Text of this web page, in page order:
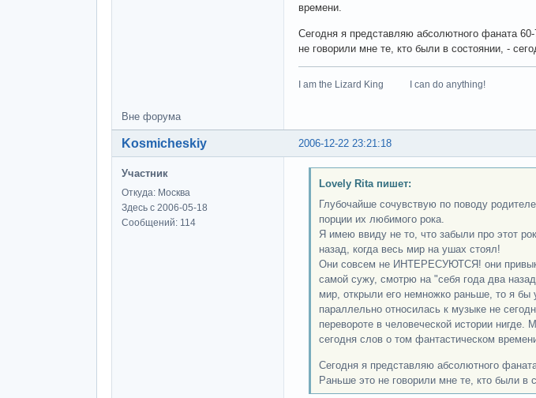
времени.
Сегодня я представляю абсолютного фаната
не говорили мне те, кто были в состоянии, -
I am the Lizard King I can do anything!
Вне форума
2006-12-22 23:21:18
Kosmicheskiy
Участник
Откуда: Москва
Здесь с 2006-05-18
Сообщений: 114
Lovely Rita пишет:
Глубочайше сочувствую по поводу
порции их любимого рока.
Я имею ввиду не то, что забыли про этот
назад, когда весь мир на ушах стоял!
Они совсем не ИНТЕРЕСУЮТСЯ! они
самой сужу, смотрю на "себя года два
мир, открыли его немножко раньше, то я
параллельно относилась к музыке не
перевороте в человеческой истории
сегодня слов о том фантастическом
Сегодня я представляю абсолютного
Раньше это не говорили мне те, кто были в